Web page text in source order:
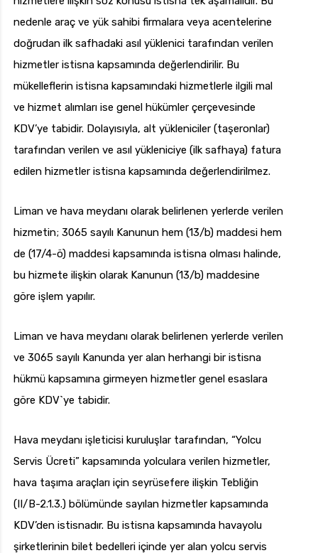
nedenle araç ve yük sahibi firmalara veya acentelerine
doğrudan ilk safhadaki asıl yüklenici tarafından verilen
hizmetler istisna kapsamında değerlendirilir. Bu
mükelleflerin istisna kapsamındaki hizmetlerle ilgili mal
ve hizmet alımları ise genel hükümler çerçevesinde
KDV’ye tabidir. Dolayısıyla, alt yükleniciler (taşeronlar)
tarafından verilen ve asıl yükleniciye (ilk safhaya) fatura
edilen hizmetler istisna kapsamında değerlendirilmez.
Liman ve hava meydanı olarak belirlenen yerlerde verilen
hizmetin; 3065 sayılı Kanunun hem (13/b) maddesi hem
de (17/4-ö) maddesi kapsamında istisna olması halinde,
bu hizmete ilişkin olarak Kanunun (13/b) maddesine
göre işlem yapılır.
Liman ve hava meydanı olarak belirlenen yerlerde verilen
ve 3065 sayılı Kanunda yer alan herhangi bir istisna
hükmü kapsamına girmeyen hizmetler genel esaslara
göre KDV`ye tabidir.
Hava meydanı işleticisi kuruluşlar tarafından, “Yolcu
Servis Ücreti” kapsamında yolculara verilen hizmetler,
hava taşıma araçları için seyrüsefere ilişkin Tebliğin
(II/B-2.1.3.) bölümünde sayılan hizmetler kapsamında
KDV’den istisnadır. Bu istisna kapsamında havayolu
şirketlerinin bilet bedelleri içinde yer alan yolcu servis